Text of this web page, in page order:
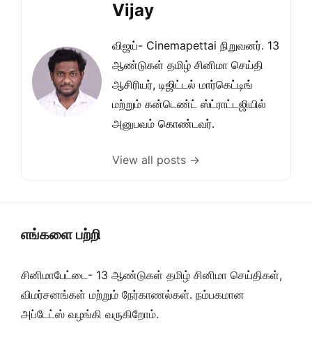
Vijay
விஜய்- Cinemapettai நிறுவனர். 13
ஆண்டுகள் தமிழ் சினிமா செய்தி
ஆசிரியர், டிஜிட்டல் மார்கெட்டிங்
மற்றும் கன்டெண்ட் ஸ்ட்ராட்டஜியில்
அனுபவம் கொண்டவர்.
View all posts →
எங்களை பற்றி
சினிமாபேட்டை- 13 ஆண்டுகள் தமிழ் சினிமா செய்திகள்,
விமர்சனங்கள் மற்றும் நேர்காணல்கள். நம்பகமான
அப்டேட்ஸ் வழங்கி வருகிறோம்.